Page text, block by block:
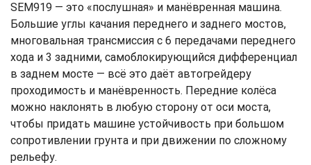
SEM919 — это «послушная» и манёвренная машина.
Большие углы качания переднего и заднего мостов,
многовальная трансмиссия с 6 передачами переднего
хода и 3 задними, самоблокирующийся дифференциал
в заднем мосте — всё это даёт автогрейдеру
проходимость и манёвренность. Передние колёса
можно наклонять в любую сторону от оси моста,
чтобы придать машине устойчивость при большом
сопротивлении грунта и при движении по сложному
рельефу.